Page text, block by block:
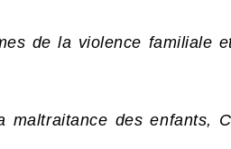
de la violence familiale
des enfants,